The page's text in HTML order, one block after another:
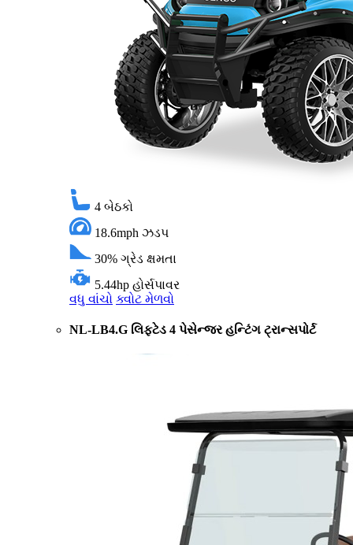
4 બેઠકો
18.6mph ઝડપ
30% ગ્રેડ ક્ષમતા
5.44hp હોર્સપાવર
વધુ વાંચો ક્વોટ મેળવો
NL-LB4.G લિફ્ટેડ 4 પેસેન્જર હન્ટિંગ ટ્રાન્સપોર્ટ